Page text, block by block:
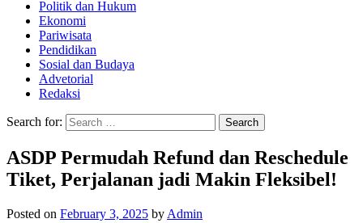
Politik dan Hukum
Ekonomi
Pariwisata
Pendidikan
Sosial dan Budaya
Advetorial
Redaksi
Search for:
ASDP Permudah Refund dan Reschedule
Tiket, Perjalanan jadi Makin Fleksibel!
Posted on February 3, 2025 by Admin